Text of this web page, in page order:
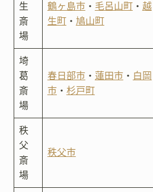
生
斎
場
鶴ヶ島市・ 毛呂山町・ 越
生町・ 鳩山町
埼
葛
斎
場
春日部市・ 蓮田市・ 白岡
市・ 杉戸町
秩
父
斎
場
秩父市